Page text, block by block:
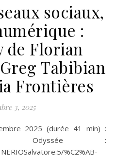
sociaux,
:
Florian
Tabibian
Frontières
3, 2025
Odyssée :
%C2%AB-